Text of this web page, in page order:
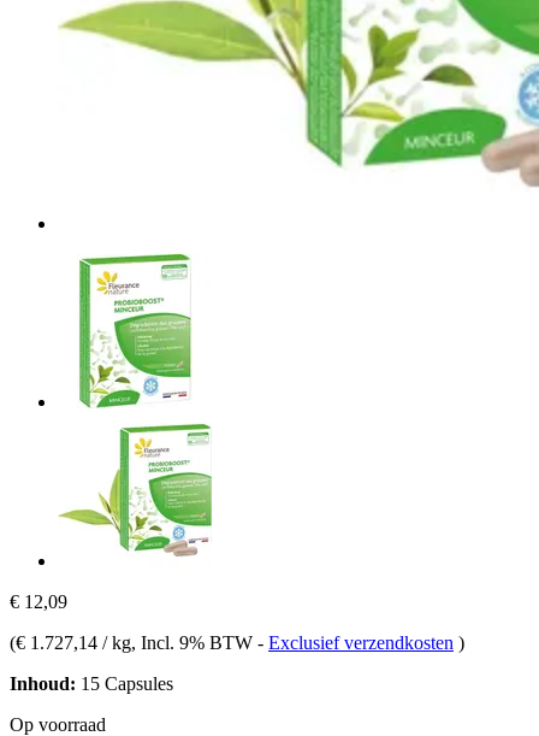
€ 12,09
(€ 1.727,14 / kg, Incl. 9% BTW - Exclusief verzendkosten )
Inhoud: 15 Capsules
Op voorraad